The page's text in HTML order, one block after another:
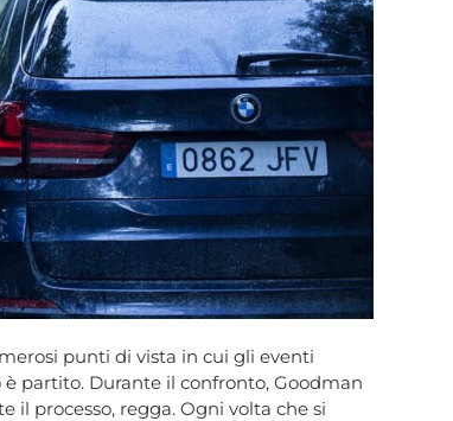
punti di vista in cui gli eventi
partito. Durante il confronto, Goodman
il processo, regga. Ogni volta che si